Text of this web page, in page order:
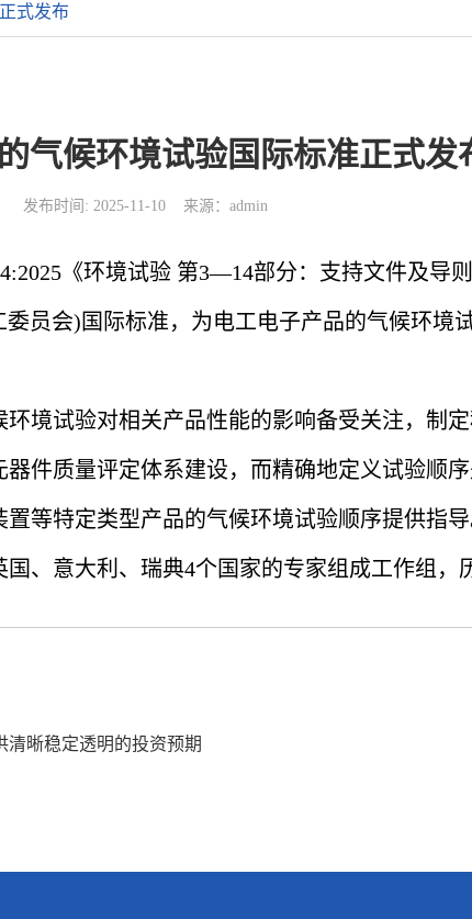
式发布
气候环境试验国际标准正式发
发布时间: 2025-11-10 来源：admin
《环境试验 第3—14部分：支持文件及导
员会)国际标准，为电工电子产品的气候环境
试验对相关产品性能的影响备受关注，制
件质量评定体系建设，而精确地定义试验顺
等特定类型产品的气候环境试验顺序提供指导
意大利、瑞典4个国家的专家组成工作组，
清晰稳定透明的投资预期